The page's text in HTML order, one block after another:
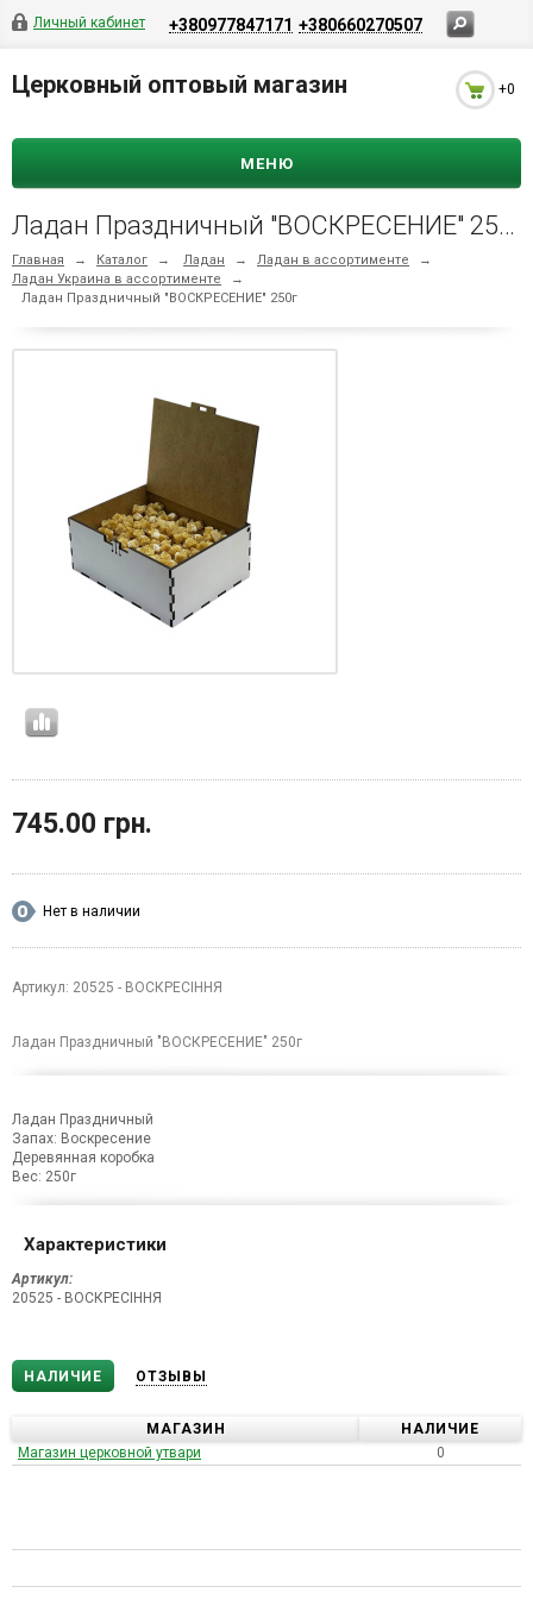
Личный кабинет +380977847171 +380660270507
Церковный оптовый магазин +0
МЕНЮ
Ладан Праздничный "ВОСКРЕСЕНИЕ" 250г
Главная → Каталог → Ладан → Ладан в ассортименте
→
Ладан Украина в ассортименте
→
Ладан Праздничный "ВОСКРЕСЕНИЕ" 250г
745.00 грн.
Нет в наличии
Артикул: 20525 - ВОСКРЕСІННЯ
Ладан Праздничный "ВОСКРЕСЕНИЕ" 250г
Ладан Праздничный
Запах: Воскресение
Деревянная коробка
Вес: 250г
Характеристики
Артикул:
20525 - ВОСКРЕСІННЯ
НАЛИЧИЕ ОТЗЫВЫ
МАГАЗИН
НАЛИЧИЕ
Магазин церковной утвари
0